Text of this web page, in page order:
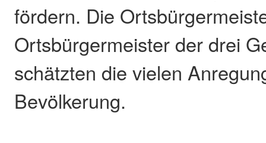
fördern. Die
Ortsbürgermeister der drei
schätzten die vielen
Bevölkerung.